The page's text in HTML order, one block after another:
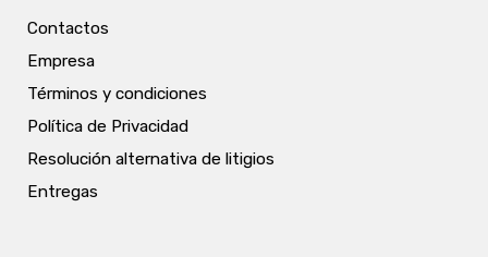
Contactos
Empresa
Términos y condiciones
Política de Privacidad
Resolución alternativa de litigios
Entregas